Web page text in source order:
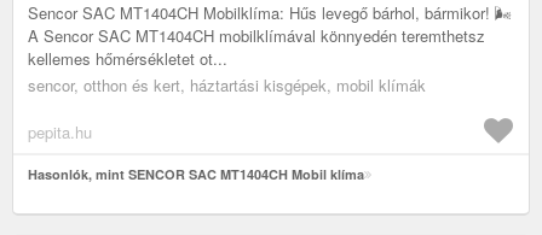
Sencor SAC MT1404CH Mobilklíma: Hűs levegő bárhol, bármikor! 🌬️
A Sencor SAC MT1404CH mobilklímával könnyedén teremthetsz
kellemes hőmérsékletet ot...
sencor, otthon és kert, háztartási kisgépek, mobil klímák
pepita.hu
Hasonlók, mint SENCOR SAC MT1404CH Mobil klíma